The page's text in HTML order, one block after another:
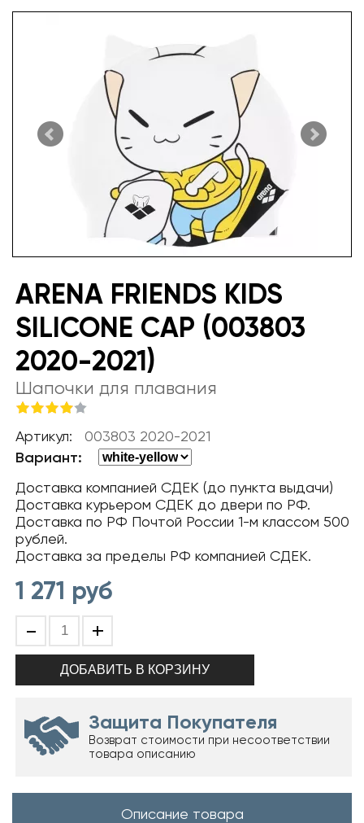
ARENA FRIENDS KIDS
SILICONE CAP (003803
2020-2021)
Шапочки для плавания
Артикул: 003803 2020-2021
Вариант:
Доставка компанией СДЕК (до пункта выдачи)
Доставка курьером СДЕК до двери по РФ.
Доставка по РФ Почтой России 1-м классом 500
рублей.
Доставка за пределы РФ компанией СДЕК.
1 271 руб
- +
Защита Покупателя
Возврат стоимости при несоответствии
товара описанию
Описание товара